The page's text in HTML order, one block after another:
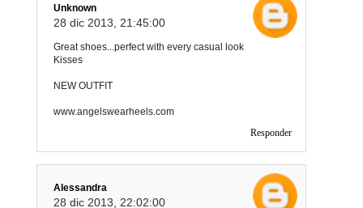
Unknown
28 dic 2013, 21:45:00
Great shoes...perfect with every casual look
Kisses
NEW OUTFIT
www.angelswearheels.com
Responder
Alessandra
28 dic 2013, 22:02:00